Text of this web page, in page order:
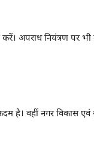
अपराध नियंत्रण पर
है। वहीं नगर विकास एवं